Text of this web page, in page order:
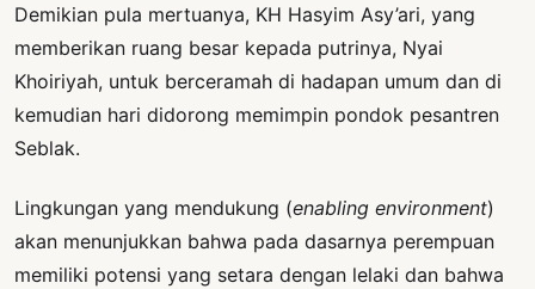
Demikian pula mertuanya, KH Hasyim Asy’ari, yang
memberikan ruang besar kepada putrinya, Nyai
Khoiriyah, untuk berceramah di hadapan umum dan di
kemudian hari didorong memimpin pondok pesantren
Seblak.
Lingkungan yang mendukung (enabling environment)
akan menunjukkan bahwa pada dasarnya perempuan
memiliki potensi yang setara dengan lelaki dan bahwa